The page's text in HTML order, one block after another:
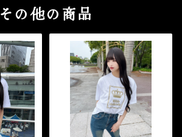
その他の商品